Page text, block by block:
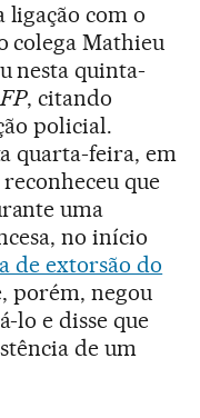
com o
colega Mathieu
nesta quinta-
, citando
policial.
quarta-feira, em
que
uma
no início
de extorsão do
porém, negou
lo e disse que
de um